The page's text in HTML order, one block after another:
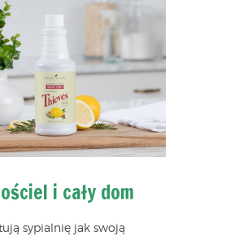
i cały dom
sypialnię jak swoją